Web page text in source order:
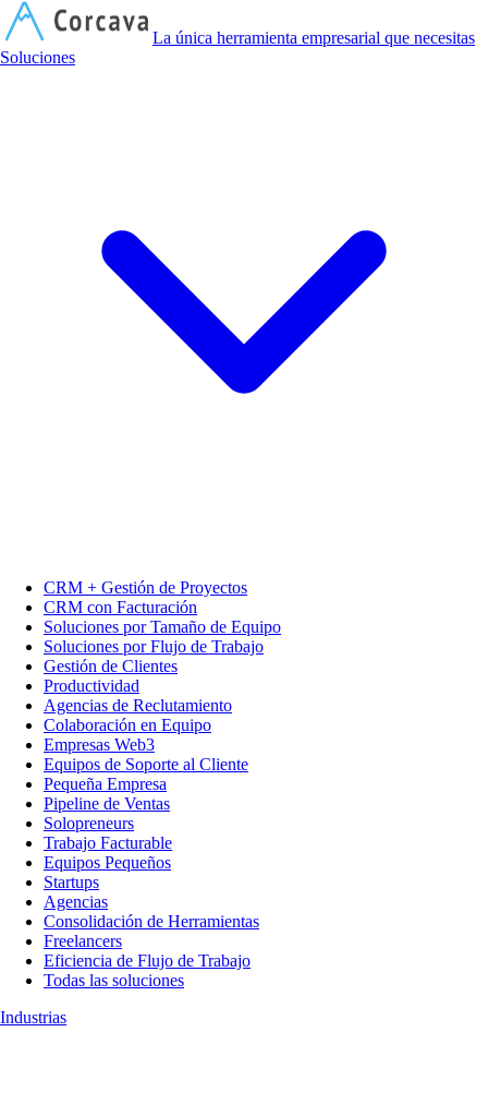
La única herramienta empresarial que necesitas
Soluciones
CRM + Gestión de Proyectos
CRM con Facturación
Soluciones por Tamaño de Equipo
Soluciones por Flujo de Trabajo
Gestión de Clientes
Productividad
Agencias de Reclutamiento
Colaboración en Equipo
Empresas Web3
Equipos de Soporte al Cliente
Pequeña Empresa
Pipeline de Ventas
Solopreneurs
Trabajo Facturable
Equipos Pequeños
Startups
Agencias
Consolidación de Herramientas
Freelancers
Eficiencia de Flujo de Trabajo
Todas las soluciones
Industrias